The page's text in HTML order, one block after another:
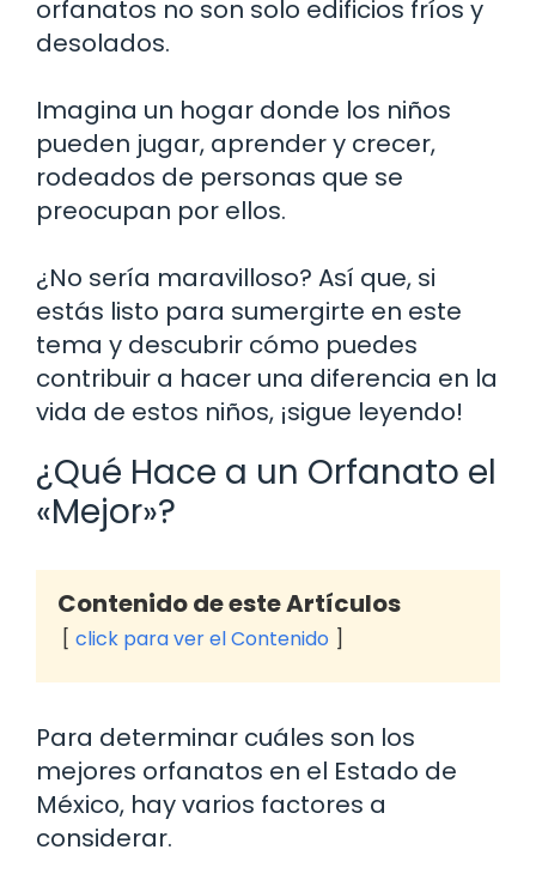
orfanatos no son solo edificios fríos y
desolados.
Imagina un hogar donde los niños
pueden jugar, aprender y crecer,
rodeados de personas que se
preocupan por ellos.
¿No sería maravilloso? Así que, si
estás listo para sumergirte en este
tema y descubrir cómo puedes
contribuir a hacer una diferencia en la
vida de estos niños, ¡sigue leyendo!
¿Qué Hace a un Orfanato el
«Mejor»?
Contenido de este Artículos
click para ver el Contenido
Para determinar cuáles son los
mejores orfanatos en el Estado de
México, hay varios factores a
considerar.